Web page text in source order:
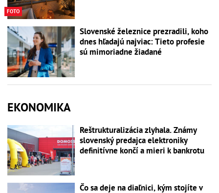
FOTO
Slovenské železnice prezradili, koho
dnes hľadajú najviac: Tieto profesie
sú mimoriadne žiadané
EKONOMIKA
Reštrukturalizácia zlyhala. Známy
slovenský predajca elektroniky
definitívne končí a mieri k bankrotu
Čo sa deje na diaľnici, kým stojíte v